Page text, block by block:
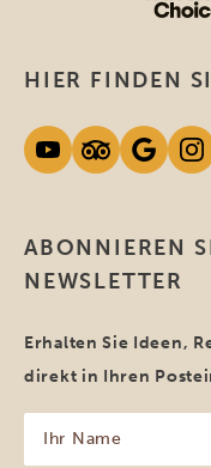
ABONNIEREN
NEWSLETTER
Erhalten Sie Ideen,
direkt in Ihren
Name
HIER FINDEN